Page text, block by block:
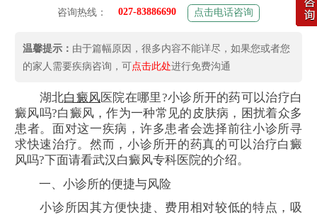
咨询热线： 027-83886690 点击电话咨询
温馨提示： 由于篇幅原因，很多内容不能详尽，如果您或者您
的家人需要疾病咨询，可点击此处进行免费沟通
湖北白癜风医院在哪里?小诊所开的药可以治疗白
癜风吗?白癜风，作为一种常见的皮肤病，困扰着众多
患者。面对这一疾病，许多患者会选择前往小诊所寻
求快速治疗。然而，小诊所开的药真的可以治疗白癜
风吗?下面请看武汉白癜风专科医院的介绍。
一、小诊所的便捷与风险
小诊所因其方便快捷、费用相对较低的特点，吸